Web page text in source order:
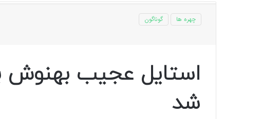
چهره ها گوناگون
استایل عجیب بهنوش
شد